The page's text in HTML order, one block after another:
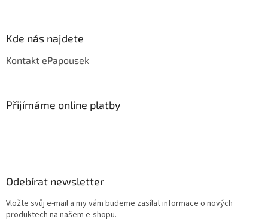
Kde nás najdete
Kontakt ePapousek
Přijímáme online platby
Odebírat newsletter
Vložte svůj e-mail a my vám budeme zasílat informace o nových
produktech na našem e-shopu.